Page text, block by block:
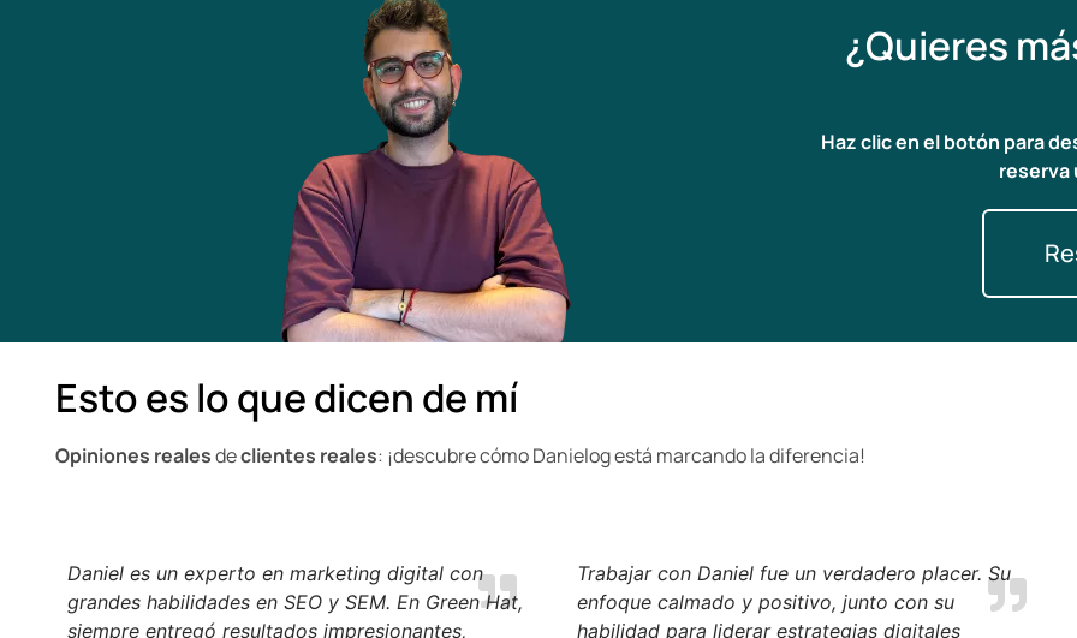
¿Quieres
Haz clic en el botón para
reserva
Esto es lo que dicen de mí
Opiniones realesdeclientes reales: ¡descubre cómo Danielog está marcando la diferencia!
Daniel es un experto en marketing digital con
grandes habilidades en SEO y SEM. En Green Hat,
siempre entregó resultados impresionantes,
Trabajar con Daniel fue un verdadero placer. Su
enfoque calmado y positivo, junto con su
habilidad para liderar estrategias digitales